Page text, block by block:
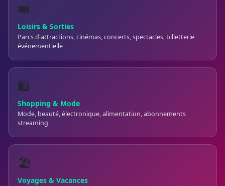
🎟️
Loisirs & Sorties
Parcs d'attractions, cinémas, concerts, spectacles, billetterie
événementielle
🛍️
Shopping & Mode
Mode, beauté, électronique, alimentation, abonnements
streaming
🏖️
Voyages & Vacances